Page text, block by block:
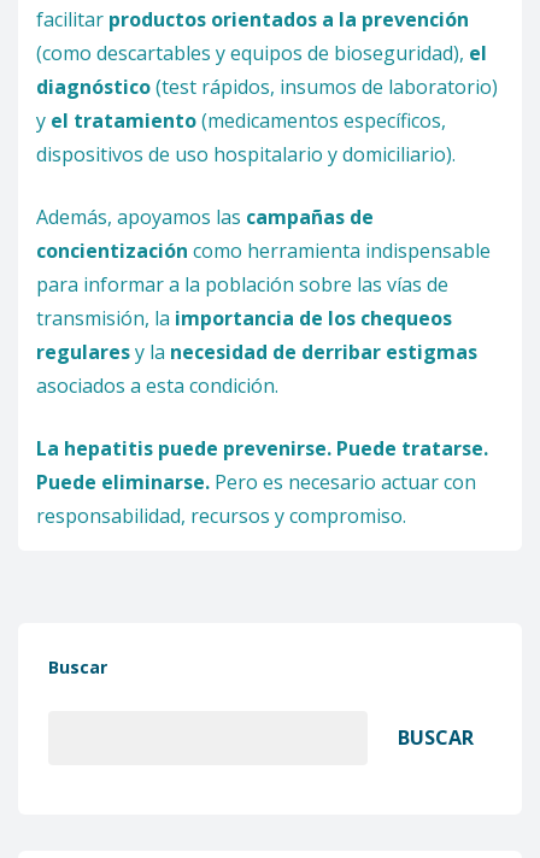
facilitar productos orientados a la prevención
(como descartables y equipos de bioseguridad), el
diagnóstico(test rápidos, insumos de laboratorio)
y el tratamiento(medicamentos específicos,
dispositivos de uso hospitalario y domiciliario).
Además, apoyamos las campañas de
concientización como herramienta indispensable
para informar a la población sobre las vías de
transmisión, la importancia de los chequeos
regularesy la necesidad de derribar estigmas
asociados a esta condición.
La hepatitis puede prevenirse. Puede tratarse.
Puede eliminarse. Pero es necesario actuar con
responsabilidad, recursos y compromiso.
Buscar
BUSCAR